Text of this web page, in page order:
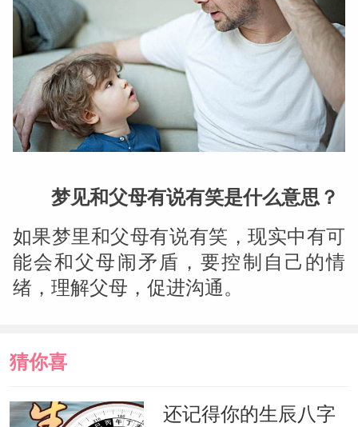
梦见和父母有说有笑是什么意思？
如果梦里和父母有说有笑，现实中有可
能会和父母闹矛盾，要控制自己的情
绪，理解父母，促进沟通。
猜你喜
欢
还记得你的生辰八字